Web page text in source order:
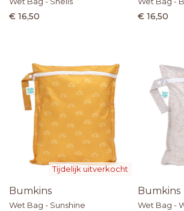
€ 16,50 € 16,50
Tijdelijk uitverkocht
Bumkins
Wet Bag - Sunshine
Bumkins
Wet Bag -